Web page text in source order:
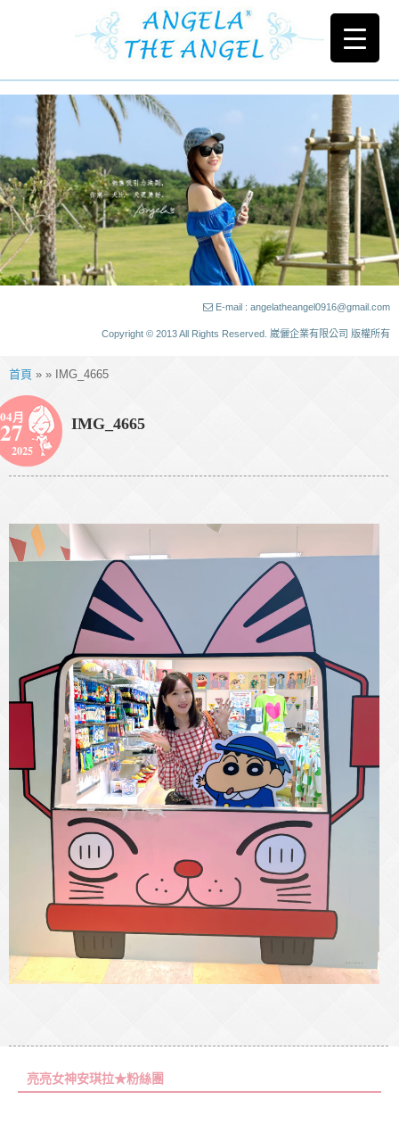
E-mail : angelatheangel0916@gmail.com
Copyright © 2013 All Rights Reserved. 崴儷企業有限公司 版權所有
首頁 » » IMG_4665
04月
27
2025
IMG_4665
亮亮女神安琪拉★粉絲團